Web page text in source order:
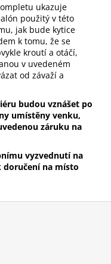
ukazuje
použitý v této
jak bude kytice
k tomu, že se
kroutí a otáčí,
v uvedeném
od závaží a
budou vznášet po
umístěny venku,
záruku na
vyzvednutí na
doručení na místo